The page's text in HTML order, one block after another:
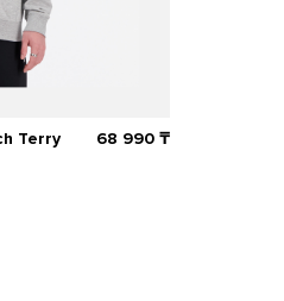
Terry
68 990₸